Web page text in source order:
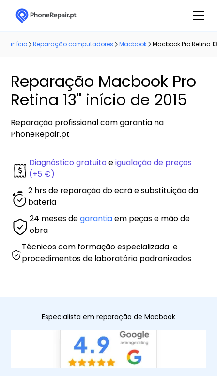
início Reparação computadores Macbook Macbook Pro Retina
Reparação Macbook Pro
Retina 13'' início de 2015
Reparação profissional com garantia na
PhoneRepair.pt
Diagnóstico gratuito eigualação de preços
(+5 €)
2 hrs de reparação do ecrã e substituição da
bateria
24 meses degarantiaem peças e mão de
obra
Técnicos com formação especializada e
procedimentos de laboratório padronizados
Especialista em reparação de Macbook